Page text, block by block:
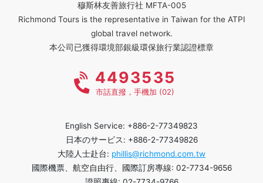
穆斯林友善旅行社 MFTA-005
Richmond Tours is the representative in Taiwan for the ATPI
global travel network.
本公司已獲得環境部銀級環保旅行業認證標章
4493535
市話直撥，手機加 (02)
English Service: +886-2-77349823
日本のサービス: +886-2-77349826
大陸人士赴台: phillis@richmond.com.tw
國際機票、航空自由行、國際訂房專線: 02-7734-9656